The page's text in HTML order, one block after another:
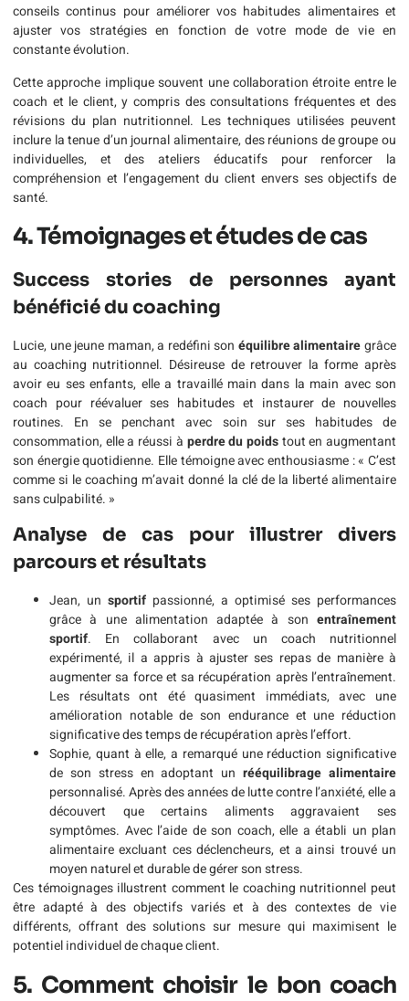
conseils continus pour améliorer vos habitudes alimentaires et
ajuster vos stratégies en fonction de votre mode de vie en
constante évolution.
Cette approche implique souvent une collaboration étroite entre le
coach et le client, y compris des consultations fréquentes et des
révisions du plan nutritionnel. Les techniques utilisées peuvent
inclure la tenue d’un journal alimentaire, des réunions de groupe ou
individuelles, et des ateliers éducatifs pour renforcer la
compréhension et l’engagement du client envers ses objectifs de
santé.
4. Témoignages et études de cas
Success stories de personnes ayant
bénéficié du coaching
Lucie, une jeune maman, a redéfini son équilibre alimentairegrâce
au coaching nutritionnel. Désireuse de retrouver la forme après
avoir eu ses enfants, elle a travaillé main dans la main avec son
coach pour réévaluer ses habitudes et instaurer de nouvelles
routines. En se penchant avec soin sur ses habitudes de
consommation, elle a réussi à perdre du poidstout en augmentant
son énergie quotidienne. Elle témoigne avec enthousiasme : « C’est
comme si le coaching m’avait donné la clé de la liberté alimentaire
sans culpabilité. »
Analyse de cas pour illustrer divers
parcours et résultats
Jean, un sportif passionné, a optimisé ses performances
grâce à une alimentation adaptée à son entraînement
sportif. En collaborant avec un coach nutritionnel
expérimenté, il a appris à ajuster ses repas de manière à
augmenter sa force et sa récupération après l’entraînement.
Les résultats ont été quasiment immédiats, avec une
amélioration notable de son endurance et une réduction
significative des temps de récupération après l’effort.
Sophie, quant à elle, a remarqué une réduction significative
de son stress en adoptant unrééquilibrage alimentaire
personnalisé. Après des années de lutte contre l’anxiété, elle a
découvert que certains aliments aggravaient ses
symptômes. Avec l’aide de son coach, elle a établi un plan
alimentaire excluant ces déclencheurs, et a ainsi trouvé un
moyen naturel et durable de gérer son stress.
Ces témoignages illustrent comment le coaching nutritionnel peut
être adapté à des objectifs variés et à des contextes de vie
différents, offrant des solutions sur mesure qui maximisent le
potentiel individuel de chaque client.
5. Comment choisir le bon coach